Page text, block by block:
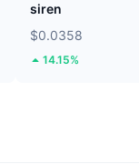
siren
$0.0358
14.15%